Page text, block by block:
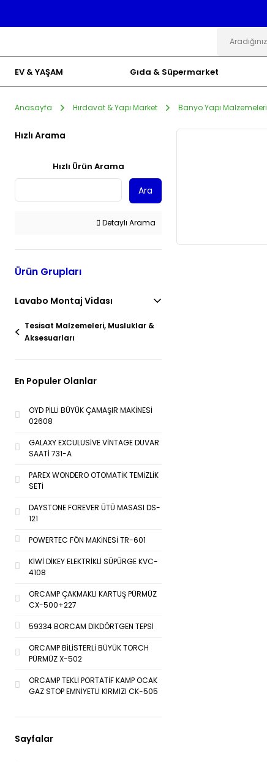
EV & YAŞAM Gıda & Süpermarket
Anasayfa Hırdavat & Yapı Market Banyo Yapı Malzemeleri
Hızlı Arama
Hızlı Ürün Arama
Ara
Detaylı Arama
Ürün Grupları
Lavabo Montaj Vidası
Tesisat Malzemeleri, Musluklar &
Aksesuarları
En Populer Olanlar
OYD PİLLİ BÜYÜK ÇAMAŞIR MAKİNESİ
02608
GALAXY EXCULUSİVE VİNTAGE DUVAR
SAATİ 731-A
PAREX WONDERO OTOMATİK TEMİZLİK
SETİ
DAYSTONE FOREVER ÜTÜ MASASI DS-
121
POWERTEC FÖN MAKİNESİ TR-601
KİWİ DİKEY ELEKTRİKLİ SÜPÜRGE KVC-
4108
ORCAMP ÇAKMAKLI KARTUŞ PÜRMÜZ
CX-500+227
59334 BORCAM DİKDÖRTGEN TEPSİ
ORCAMP BİLİSTERLİ BÜYÜK TORCH
PÜRMÜZ X-502
ORCAMP TEKLİ PORTATİF KAMP OCAK
GAZ STOP EMNİYETLİ KIRMIZI CK-505
Sayfalar